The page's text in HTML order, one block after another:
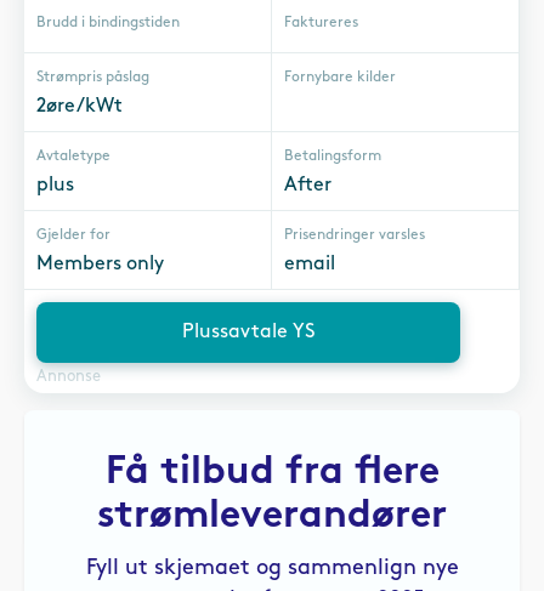
Brudd i bindingstiden Faktureres
Strømpris påslag
2øre/kWt
Fornybare kilder
Avtaletype
plus
Betalingsform
After
Gjelder for
Members only
Prisendringer varsles
email
Plussavtale YS
Annonse
Få tilbud fra flere
strømleverandører
Fyll ut skjemaet og sammenlign nye